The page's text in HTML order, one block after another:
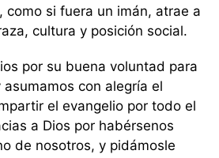
como si fuera un imán, atrae a
cultura y posición social.
por su buena voluntad para
con alegría el
el evangelio por todo el
a Dios por habérsenos
de nosotros, y pidámosle